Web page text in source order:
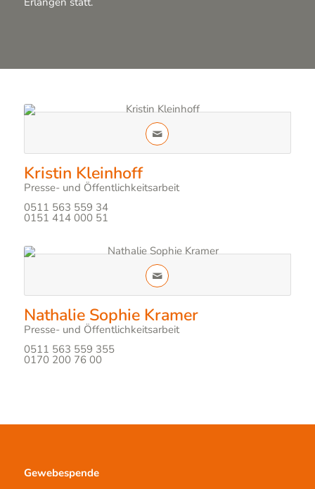
Kristin Kleinhoff
Presse- und Öffentlichkeitsarbeit
0511 563 559 34
0151 414 000 51
Nathalie Sophie Kramer
Presse- und Öffentlichkeitsarbeit
0511 563 559 355
0170 200 76 00
Gewebespende